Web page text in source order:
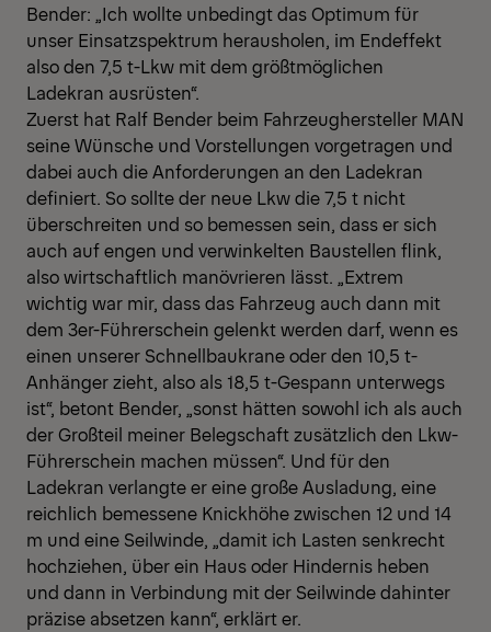
Bender: „Ich wollte unbedingt das Optimum für
unser Einsatzspektrum herausholen, im Endeffekt
also den 7,5 t-Lkw mit dem größtmöglichen
Ladekran ausrüsten“.
Zuerst hat Ralf Bender beim Fahrzeughersteller MAN
seine Wünsche und Vorstellungen vorgetragen und
dabei auch die Anforderungen an den Ladekran
definiert. So sollte der neue Lkw die 7,5 t nicht
überschreiten und so bemessen sein, dass er sich
auch auf engen und verwinkelten Baustellen flink,
also wirtschaftlich manövrieren lässt. „Extrem
wichtig war mir, dass das Fahrzeug auch dann mit
dem 3er-Führerschein gelenkt werden darf, wenn es
einen unserer Schnellbaukrane oder den 10,5 t-
Anhänger zieht, also als 18,5 t-Gespann unterwegs
ist“, betont Bender, „sonst hätten sowohl ich als auch
der Großteil meiner Belegschaft zusätzlich den Lkw-
Führerschein machen müssen“. Und für den
Ladekran verlangte er eine große Ausladung, eine
reichlich bemessene Knickhöhe zwischen 12 und 14
m und eine Seilwinde, „damit ich Lasten senkrecht
hochziehen, über ein Haus oder Hindernis heben
und dann in Verbindung mit der Seilwinde dahinter
präzise absetzen kann“, erklärt er.